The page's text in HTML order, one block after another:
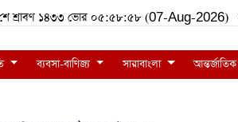
শ্রাবণ ১৪৩৩ ভোর ০৫:৫৮:৫৮ (07-Aug-2026)
ব্যবসা-বাণিজ্য সারাবাংলা আন্তর্জাতিক